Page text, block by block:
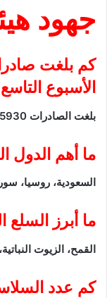
جهود
كم بلغت
الأسبوع التاسع من
بلغت الصادرات 5930 رسالة غذائية بإجمالي 243 ألف طن.
ما أهم الدول
السعودية، روسيا،
ما أبرز السلع
القمح، الزيوت
كم عدد